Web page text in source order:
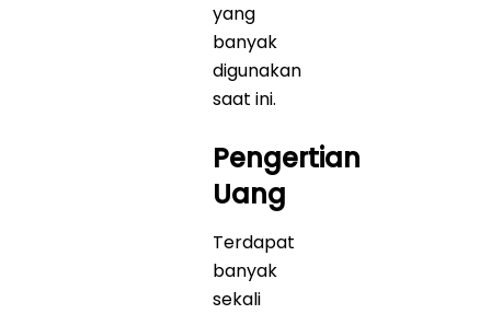
yang
banyak
digunakan
saat ini.
Pengertian
Uang
Terdapat
banyak
sekali